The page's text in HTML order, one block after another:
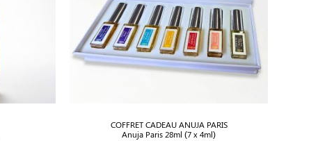
COFFRET CADEAU ANUJA PARIS
Anuja Paris 28ml (7 x 4ml)